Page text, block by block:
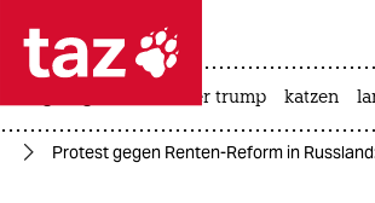
 taz zahl ich
taz zahl ich
usa unter trump katzen
Protest gegen Renten-Reform in